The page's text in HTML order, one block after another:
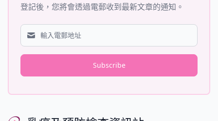
登記後，您將會透過電郵收到最新文章的通知。
Subscribe